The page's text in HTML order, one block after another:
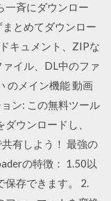
一斉にダウンロー
とめてダウンロー
キュメント、ZIPな
イル、DL中のファ
のメイン機能 動画
ン: この無料ツール
ウンロードし、
有しよう！ 最強の
の特徴： 1.50以
保存できます。 2.